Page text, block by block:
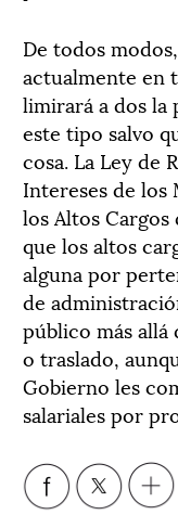
De todos
actualmente en
limirará a dos la
este tipo salvo
cosa. La Ley de
Intereses de los
los Altos
que los altos
alguna por
de
público más allá
o traslado,
Gobierno les
salariales por